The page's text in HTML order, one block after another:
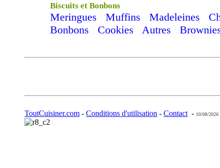
Biscuits et Bonbons
Meringues Muffins Madeleines
Bonbons
Cookies Autres
ToutCuisiner.com - Conditions d'utilisation - Contact - 10/08/2026